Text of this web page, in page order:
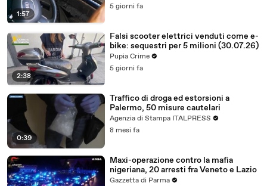
1:57
5 giorni fa
2:38
Falsi scooter elettrici venduti come e-
bike: sequestri per 5 milioni (30.07.26)
Pupia Crime
5 giorni fa
0:39
Traffico di droga ed estorsioni a
Palermo, 50 misure cautelari
Agenzia di Stampa ITALPRESS
8 mesi fa
Maxi-operazione contro la mafia
nigeriana, 20 arresti fra Veneto e Lazio
Gazzetta di Parma